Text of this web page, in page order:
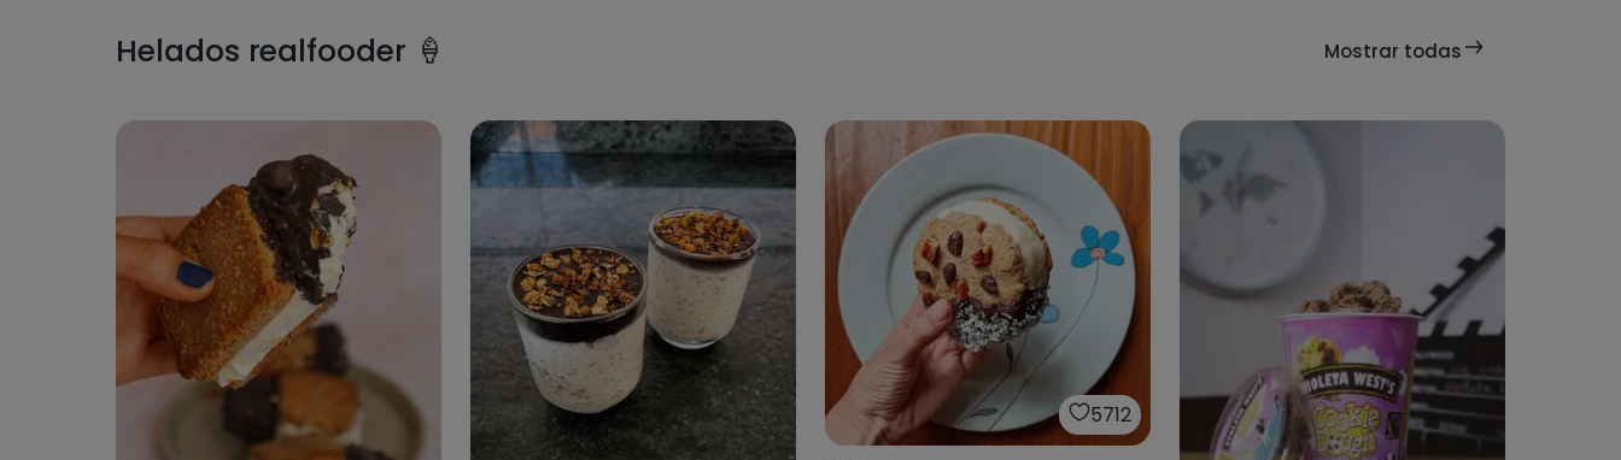
Helados realfooder 🍦 Mostrar todas
5712